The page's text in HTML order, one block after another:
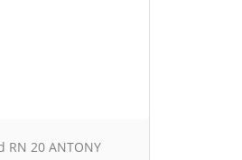
RN 20 ANTONY